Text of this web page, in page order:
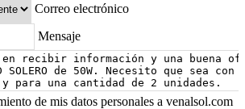
Correo electrónico
Mensaje
de mis datos personales a venalsol.com